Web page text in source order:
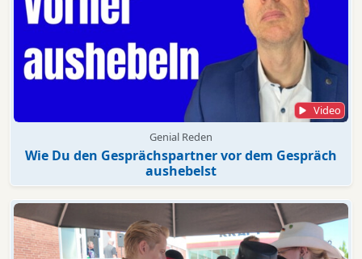
Video
Genial Reden
Wie Du den Gesprächspartner vor dem Gespräch
aushebelst